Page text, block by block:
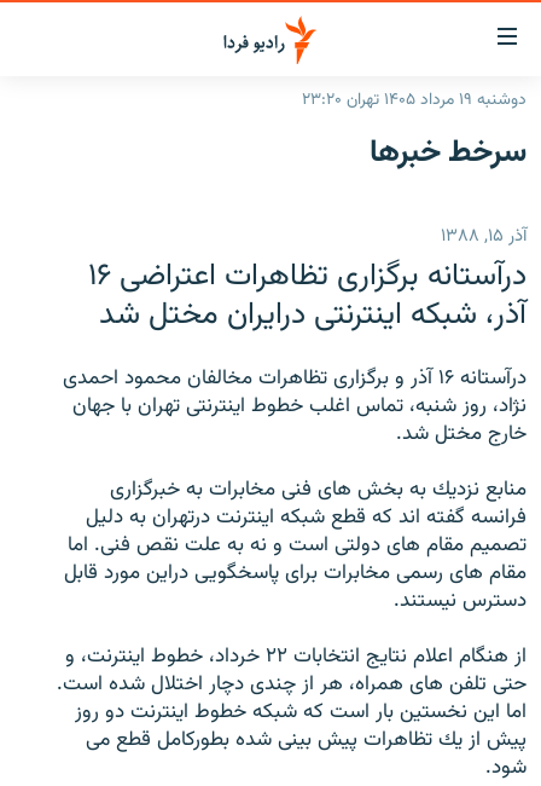
لینک‌های
قابلیت
دسترسی
بازگشت
اصلی
رفتن
به
صفحه
ایران
رادیو
انتخاب کنید و بشنوید
فرکانس‌ها
بشنوید
پادکست
گزارش‌های تصویری
گزارش‌های ویدئویی
زنان فردا
English
به ما بپیوندید
زبان‌های دیگر
دوشنبه ۱۹ مرداد ۱۴۰۵ تهران ۲۳:۲۰
سرخط‌ خبرها
آذر ۱۵, ۱۳۸۸
درآستانه برگزارى تظاهرات اعتراضى ۱۶
آذر، شبكه اينترنتى درايران مختل شد
درآستانه ۱۶ آذر و برگزارى تظاهرات مخالفان محمود احمدى
نژاد، روز شنبه، تماس اغلب خطوط اينترنتى تهران با جهان
خارج مختل شد.
منابع نزديك به بخش هاى فنى مخابرات به خبرگزارى
فرانسه گفته اند كه قطع شبكه اينترنت درتهران به دليل
تصميم مقام هاى دولتى است و نه به علت نقص فنى. اما
مقام هاى رسمى مخابرات براى پاسخگويى دراين مورد قابل
دسترس نيستند.
از هنگام اعلام نتايج انتخابات ۲۲ خرداد، خطوط اينترنت، و
حتى تلفن هاى همراه، هر از چندى دچار اختلال شده است.
اما اين نخستين بار است كه شبكه خطوط اينترنت دو روز
پيش از يك تظاهرات پيش بينى شده بطوركامل قطع مى
شود.